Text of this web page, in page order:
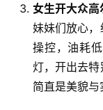
科 女生开大众高
妹妹们放心
操控，油耗
灯，开出去特
简直是美貌与